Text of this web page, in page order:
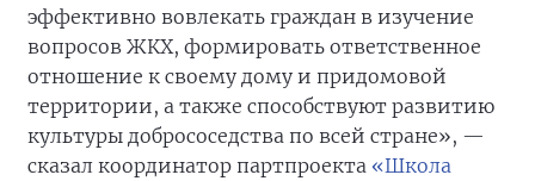
эффективно вовлекать граждан в изучение
вопросов ЖКХ, формировать ответственное
отношение к своему дому и придомовой
территории, а также способствуют развитию
культуры добрососедства по всей стране», —
сказал координатор партпроекта «Школа